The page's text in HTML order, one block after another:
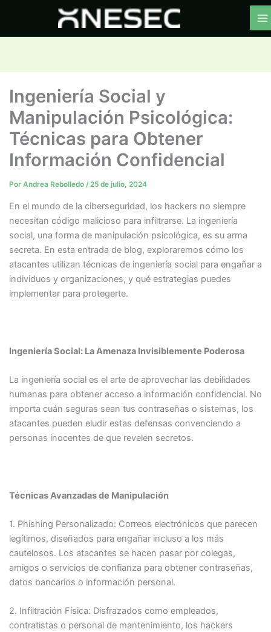
contenido
Ingeniería Social y
Manipulación Psicológica:
Técnicas para Obtener
Información Confidencial
Por Andrea Rebolledo /25 de julio, 2024
En el mundo de la ciberseguridad, los hackers no siempre
necesitan código malicioso para infiltrarse. La ingeniería
social, una forma de manipulación psicológica, es su arma
secreta. En esta entrada de blog, exploraremos cómo los
atacantes utilizan técnicas de ingeniería social para engañar a
individuos y organizaciones, y qué estrategias puedes
implementar para protegerte.​
Ingeniería Social: La Amenaza Invisiblemente Poderosa
La ingeniería social es el arte de aprovechar las debilidades
humanas para obtener acceso a información confidencial. No
importa cuán seguras sean tus contraseñas o sistemas, los
atacantes pueden eludir estas defensas convenciendo a
personas inocentes de que revelen secretos.​
Técnicas Avanzadas de Manipulación
1. Phishing Personalizado: Correos electrónicos que parecen
legítimos, diseñados para engañar incluso a los más
cautelosos. Los atacantes se hacen pasar por colegas,
amigos o servicios de confianza para obtener contraseñas,
datos bancarios o información personal.​
2. Infiltración Física: Disfrazados como empleados,
contratistas o personal de mantenimiento, los hackers